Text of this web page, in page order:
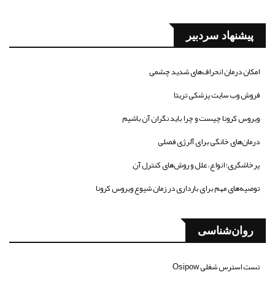
پیشنهاد سردبیر
امکان درمان انحراف‌های شدید چشمی
فروش وب سایت پزشکی تریتا
ویروس کرونا چیست و چرا باید نگران آن باشیم
درمان‌های خانگی برای آلرژی فصلی
پرخاشگری؛ انواع، علل و روش‌های کنترل آن
توصیه‌های مهم برای بارداری در زمان شیوع ویروس کرونا
روان‌شناسی
تست استرس شغلی Osipow